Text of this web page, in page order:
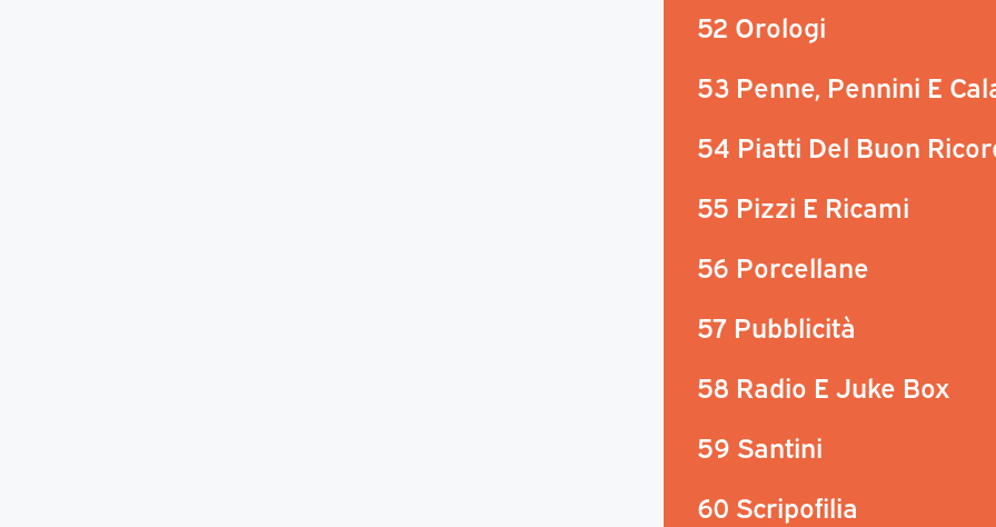
52 Orologi
53 Penne, Pennini E
54 Piatti Del Buon
55 Pizzi E Ricami
56 Porcellane
57 Pubblicità
58 Radio E Juke Box
59 Santini
60 Scripofilia